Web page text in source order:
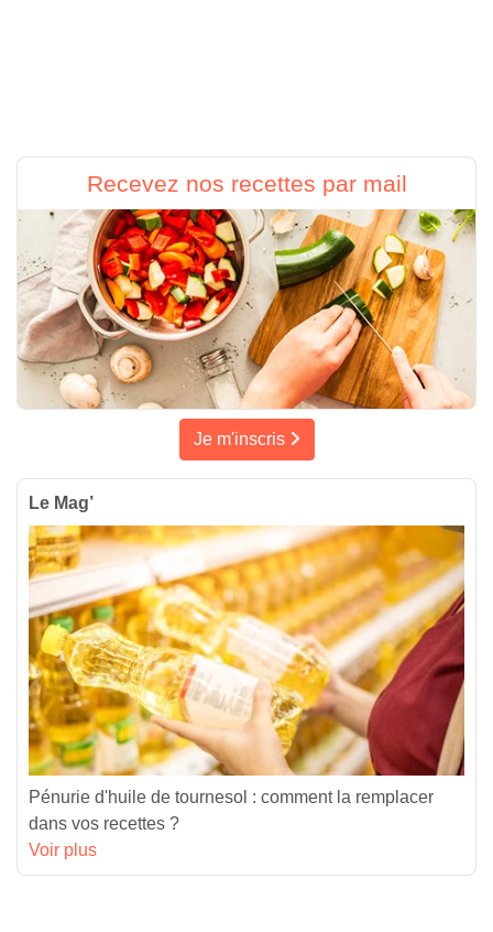
Recevez nos recettes par mail
Je m'inscris
Le Mag’
Pénurie d'huile de tournesol : comment la remplacer
dans vos recettes ?
Voir plus